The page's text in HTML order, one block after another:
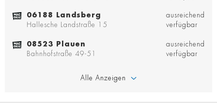
06188 Landsberg
Hallesche Landstraße 15
ausreichend
verfügbar
08523 Plauen
Bahnhofstraße 49-51
ausreichend
verfügbar
Alle Anzeigen